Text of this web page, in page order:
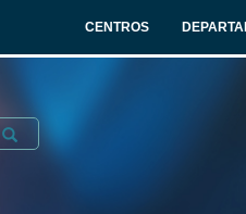
CENTROS
Submit